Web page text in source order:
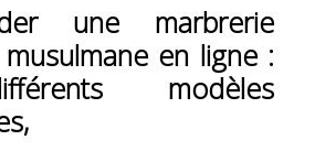
une marbrerie
en ligne :
modèles